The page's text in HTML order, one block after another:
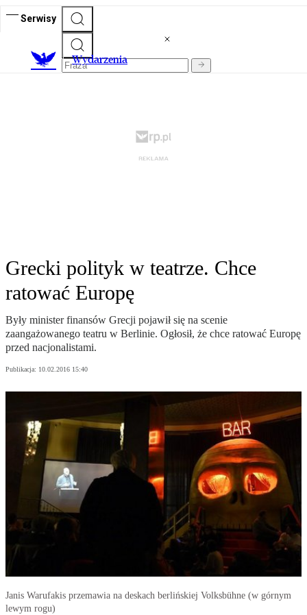
Serwisy
Wydarzenia
Grecki polityk w teatrze. Chce
ratować Europę
Były minister finansów Grecji pojawił się na scenie
zaangażowanego teatru w Berlinie. Ogłosił, że chce ratować Europę
przed nacjonalistami.
Publikacja: 10.02.2016 15:40
Janis Warufakis przemawia na deskach berlińskiej Volksbühne (w górnym
lewym rogu)